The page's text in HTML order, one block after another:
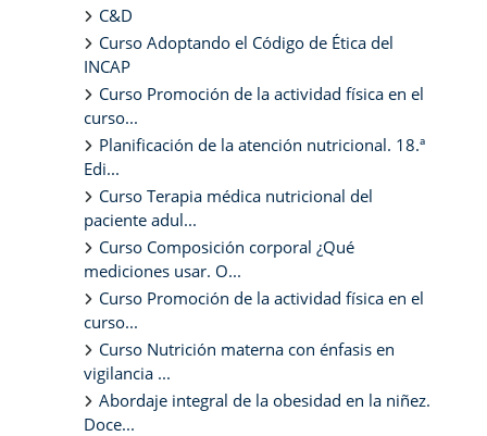
C&D
Curso Adoptando el Código de Ética del
INCAP
Curso Promoción de la actividad física en el
curso...
Planificación de la atención nutricional. 18.ª
Edi...
Curso Terapia médica nutricional del
paciente adul...
Curso Composición corporal ¿Qué
mediciones usar. O...
Curso Promoción de la actividad física en el
curso...
Curso Nutrición materna con énfasis en
vigilancia ...
Abordaje integral de la obesidad en la niñez.
Doce...